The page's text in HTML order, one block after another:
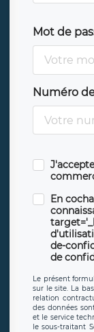
Mot de
Numéro
En
de-
de
Le présent
sur le site. La
relation
des données
et le service
le sous-traitant